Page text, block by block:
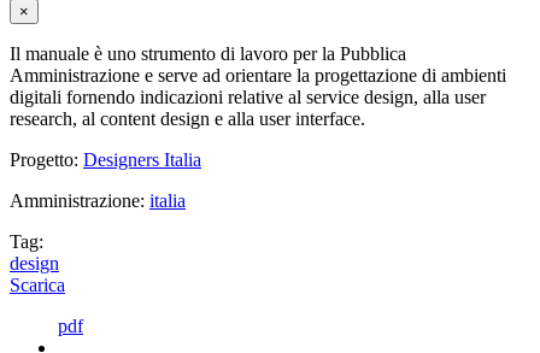
×
Il manuale è uno strumento di lavoro per la Pubblica
Amministrazione e serve ad orientare la progettazione di ambienti
digitali fornendo indicazioni relative al service design, alla user
research, al content design e alla user interface.
Progetto: Designers Italia
Amministrazione: italia
Tag:
design
Scarica
pdf